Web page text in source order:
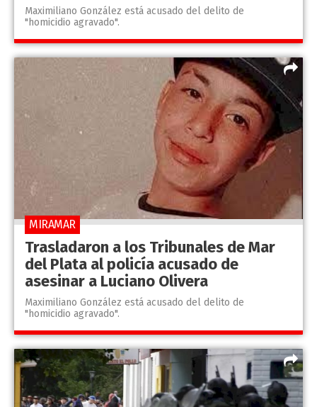
Maximiliano González está acusado del delito de
"homicidio agravado".
Trasladaron a los Tribunales de Mar
del Plata al policía acusado de
asesinar a Luciano Olivera
Maximiliano González está acusado del delito de
"homicidio agravado".
MIRAMAR